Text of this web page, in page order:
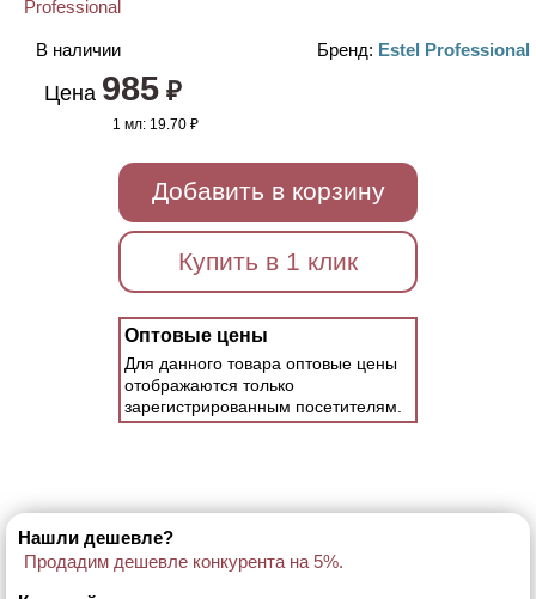
В наличии Бренд: Estel Professional
Цена 985₽
1 мл:19.70 ₽
Добавить в корзину
Купить в 1 клик
Оптовые цены
Для данного товара оптовые цены
отображаются только
зарегистрированным посетителям.
Нашли дешевле?
Продадим дешевле конкурента на 5%.